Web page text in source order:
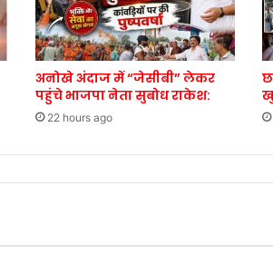
अनोखे अंदाज में “जेसीबी” लेकर
पहुंचे भाजपा नेता सुबोध राकेश:
22 hours ago